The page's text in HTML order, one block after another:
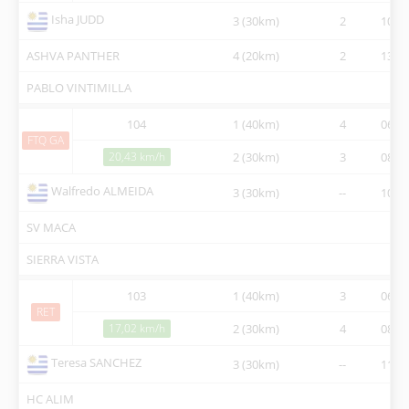
Isha JUDD 3 (30km) 2
ASHVA PANTHER 4 (20km) 2
PABLO VINTIMILLA
FTQ GA
104 1 (40km) 4
20,43 km/h 2 (30km) 3
Walfredo ALMEIDA 3 (30km) --
SV MACA
SIERRA VISTA
RET
103 1 (40km) 3
17,02 km/h 2 (30km) 4
Teresa SANCHEZ 3 (30km) --
HC ALIM